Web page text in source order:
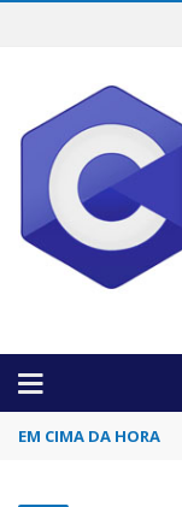
EM CIMA DA HORA